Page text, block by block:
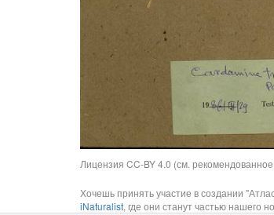
Лицензия CC-BY 4.0 (см.
Хочешь принять участие в создании
iNaturalist, где они станут частью нашего